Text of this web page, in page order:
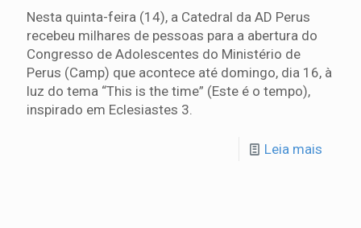
Nesta quinta-feira (14), a Catedral da AD Perus
recebeu milhares de pessoas para a abertura do
Congresso de Adolescentes do Ministério de
Perus (Camp) que acontece até domingo, dia 16, à
luz do tema “This is the time” (Este é o tempo),
inspirado em Eclesiastes 3.
Leia mais